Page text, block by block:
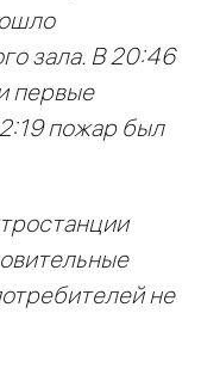
зала. В 20:46
первые
пожар был
не